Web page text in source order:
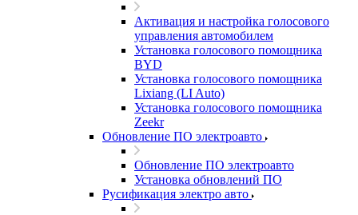
Активация и настройка голосового
управления автомобилем
Установка голосового помощника
BYD
Установка голосового помощника
Lixiang (LI Auto)
Установка голосового помощника
Zeekr
Обновление ПО электроавто
Обновление ПО электроавто
Установка обновлений ПО
Русификация электро авто